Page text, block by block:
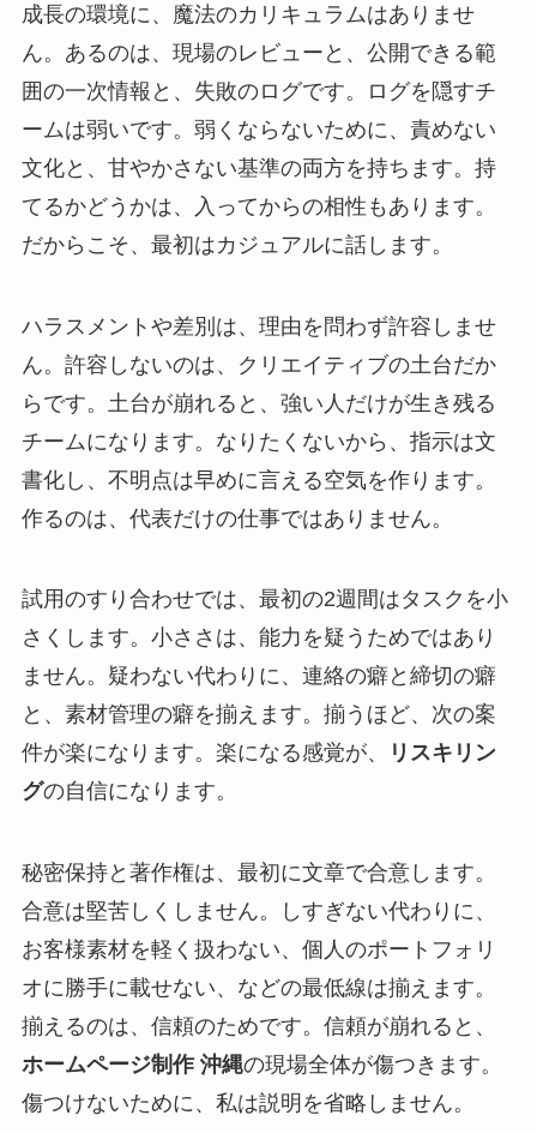
成長の環境に、魔法のカリキュラムはありませ
ん。あるのは、現場のレビューと、公開できる範
囲の一次情報と、失敗のログです。ログを隠すチ
ームは弱いです。弱くならないために、責めない
文化と、甘やかさない基準の両方を持ちます。持
てるかどうかは、入ってからの相性もあります。
だからこそ、最初はカジュアルに話します。
ハラスメントや差別は、理由を問わず許容しませ
ん。許容しないのは、クリエイティブの土台だか
らです。土台が崩れると、強い人だけが生き残る
チームになります。なりたくないから、指示は文
書化し、不明点は早めに言える空気を作ります。
作るのは、代表だけの仕事ではありません。
試用のすり合わせでは、最初の2週間はタスクを小
さくします。小ささは、能力を疑うためではあり
ません。疑わない代わりに、連絡の癖と締切の癖
と、素材管理の癖を揃えます。揃うほど、次の案
件が楽になります。楽になる感覚が、
リスキリン
グの自信になります。
秘密保持と著作権は、最初に文章で合意します。
合意は堅苦しくしません。しすぎない代わりに、
お客様素材を軽く扱わない、個人のポートフォリ
オに勝手に載せない、などの最低線は揃えます。
揃えるのは、信頼のためです。信頼が崩れると、
ホームページ制作 沖縄の現場全体が傷つきます。
傷つけないために、私は説明を省略しません。